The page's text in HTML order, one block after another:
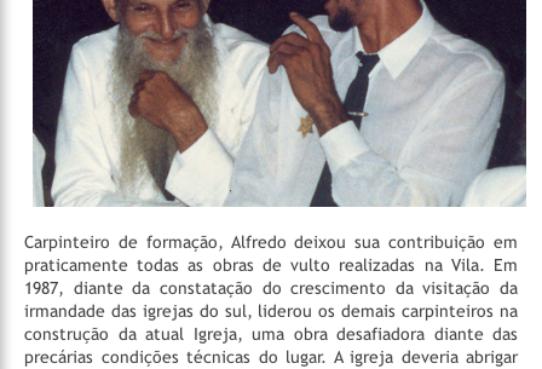
Carpinteiro de formação, Alfredo deixou sua contribuição em
praticamente todas as obras de vulto realizadas na Vila. Em
1987, diante da constatação do crescimento da visitação da
irmandade das igrejas do sul, liderou os demais carpinteiros na
construção da atual Igreja, uma obra desafiadora diante das
precárias condições técnicas do lugar. A igreja deveria abrigar